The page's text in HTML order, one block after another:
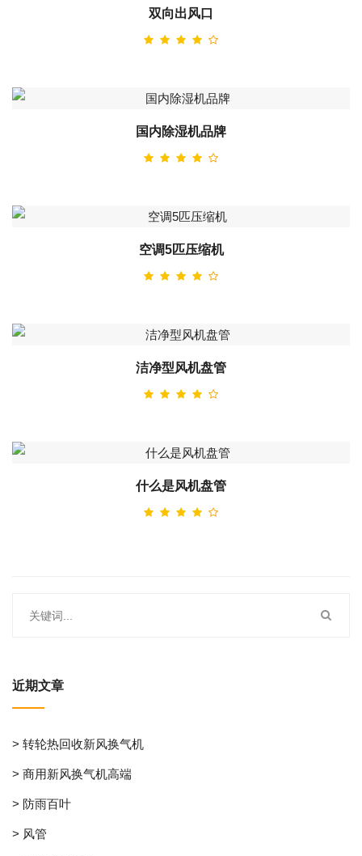
双向出风口
国内除湿机品牌
空调5匹压缩机
洁净型风机盘管
什么是风机盘管
近期文章
> 转轮热回收新风换气机
> 商用新风换气机高端
> 防雨百叶
> 风管